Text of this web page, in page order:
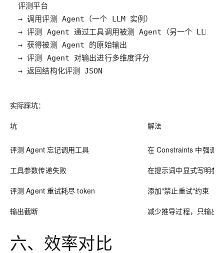
→ 返回结构化评测 JSON
实际踩坑：
坑 解法
评测 Agent 忘记调用工具 在 Constraints 中强调"
工具参数传递失败 在提示词中显式写明参
评测 Agent 重试耗尽 token 添加"禁止重试"约束
输出截断 减少推导过程，只输出
六、效率对比